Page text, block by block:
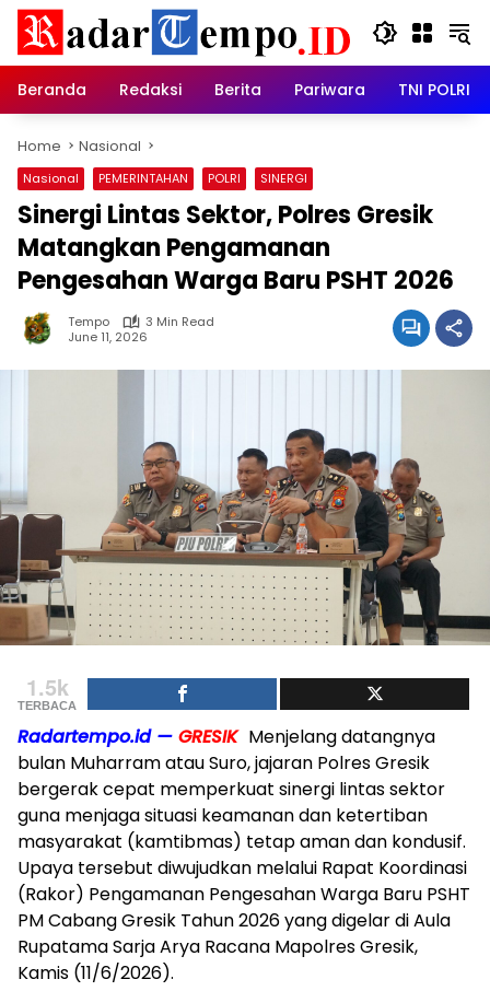
Skip
content
Beranda
Redaksi Berita Pariwara TNI POLRI
Home Nasional
Nasional PEMERINTAHAN POLRI SINERGI
Sinergi Lintas Sektor, Polres Gresik
Matangkan Pengamanan
Pengesahan Warga Baru PSHT 2026
Tempo
3 Min Read
June 11, 2026
1.5k
TERBACA
Radartempo.id — GRESIK Menjelang datangnya
bulan Muharram atau Suro, jajaran Polres Gresik
bergerak cepat memperkuat sinergi lintas sektor
guna menjaga situasi keamanan dan ketertiban
masyarakat (kamtibmas) tetap aman dan kondusif.
Upaya tersebut diwujudkan melalui Rapat Koordinasi
(Rakor) Pengamanan Pengesahan Warga Baru PSHT
PM Cabang Gresik Tahun 2026 yang digelar di Aula
Rupatama Sarja Arya Racana Mapolres Gresik,
Kamis (11/6/2026).